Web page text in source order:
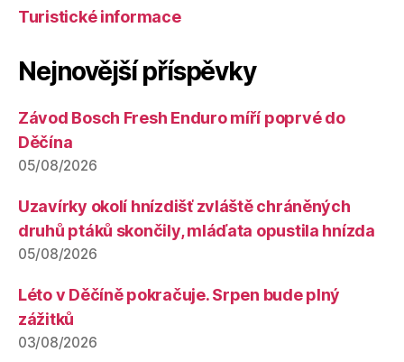
Turistické informace
Nejnovější příspěvky
Závod Bosch Fresh Enduro míří poprvé do
Děčína
05/08/2026
Uzavírky okolí hnízdišť zvláště chráněných
druhů ptáků skončily, mláďata opustila hnízda
05/08/2026
Léto v Děčíně pokračuje. Srpen bude plný
zážitků
03/08/2026